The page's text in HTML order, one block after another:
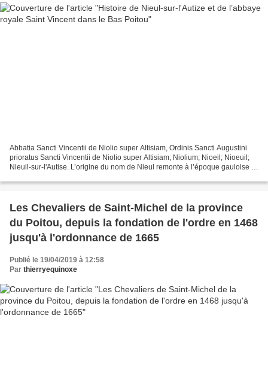
Abbatia Sancti Vincentii de Niolio super Altisiam, Ordinis Sancti Augustini
prioratus Sancti Vincentii de Niolio super Altisiam; Niolium; Nioeil; Nioeuil;
Nieuil-sur-l'Autise. L’origine du nom de Nieul remonte à l’époque gauloise :
Les Chevaliers de Saint-Michel de la province
du Poitou, depuis la fondation de l'ordre en 1468
jusqu'à l'ordonnance de 1665
Publié le 19/04/2019 à 12:58
Par thierryequinoxe